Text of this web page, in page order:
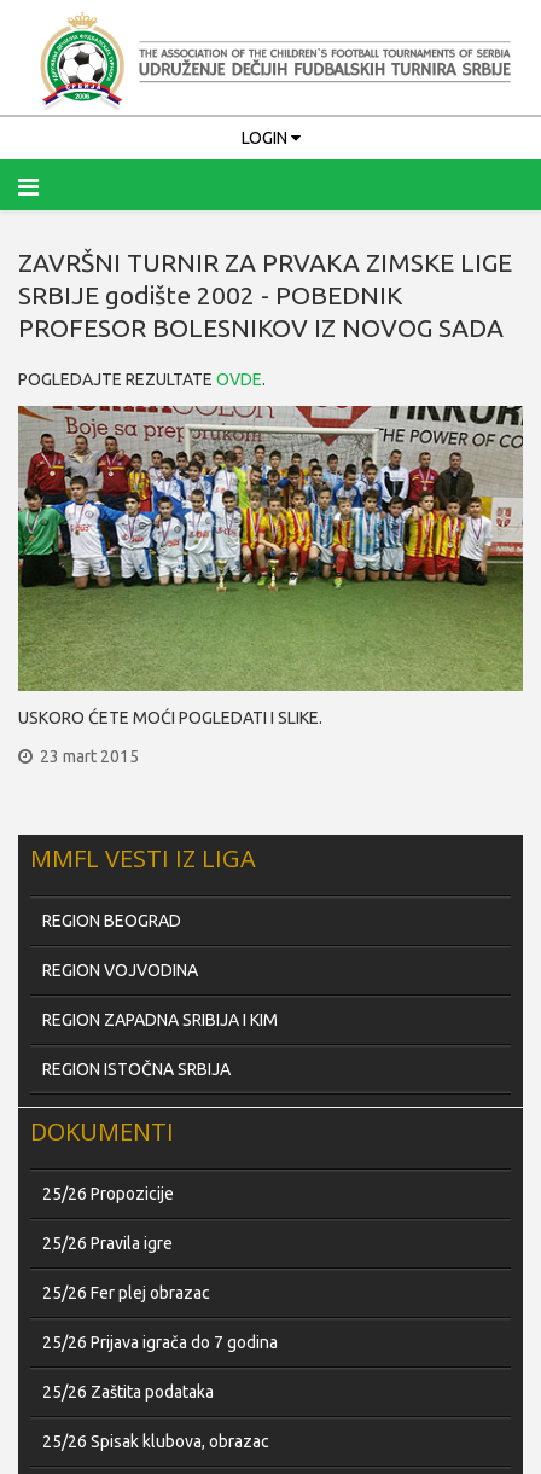
LOGIN
Upamti me
ZAVRŠNI TURNIR ZA PRVAKA ZIMSKE LIGE
SRBIJE godište 2002 - POBEDNIK
PROFESOR BOLESNIKOV IZ NOVOG SADA
POGLEDAJTE REZULTATE OVDE.
USKORO ĆETE MOĆI POGLEDATI I SLIKE.
23 mart 2015
MMFL VESTI IZ LIGA
REGION BEOGRAD
REGION VOJVODINA
REGION ZAPADNA SRIBIJA I KIM
REGION ISTOČNA SRBIJA
DOKUMENTI
25/26 Propozicije
25/26 Pravila igre
25/26 Fer plej obrazac
25/26 Prijava igrača do 7 godina
25/26 Zaštita podataka
25/26 Spisak klubova, obrazac